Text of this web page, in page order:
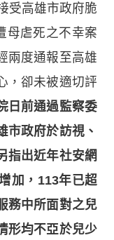
受高雄市政府脆
母虐死之不幸案
兩度通報至高雄
，卻未被適切評
日前通過監察委
市政府於訪視、
指出近年社安網
加，113年已超
務中所面對之兒
形均不亞於兒少